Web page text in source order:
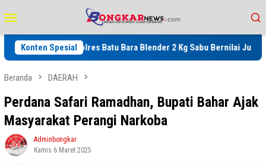
ke
kontenMobile
Konten Spesial
Polres Batu Bara Blender 2 Kg Sabu Bernilai Jutaan Rupiah,
Beranda DAERAH
Perdana Safari Ramadhan, Bupati Bahar Ajak
Masyarakat Perangi Narkoba
Adminbongkar
Kamis 6 Maret 2025